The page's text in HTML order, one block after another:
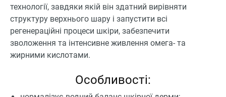
технології, завдяки якій він здатний вирівняти
структуру верхнього шару і запустити всі
регенераційні процеси шкіри, забезпечити
зволоження та інтенсивне живлення омега- та
жирними кислотами.
Особливості: